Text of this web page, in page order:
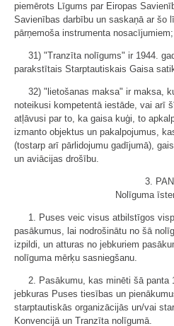
piemērots Līgums par Eiropas
Savienības darbību un saskaņā ar šo
pārņemoša instrumenta nosacījumiem;
31) "Tranzīta nolīgums" ir 1944.
parakstītais Starptautiskais Gaisa
32) "lietošanas maksa" ir maksa,
noteikusi kompetentā iestāde, vai arī
atļāvusi par to, ka gaisa kuģi, to
izmanto objektus un pakalpojumus,
(tostarp arī pārlidojumu gadījumā),
un aviācijas drošību.
3.
Nolīguma
1. Puses veic visus atbilstīgos
pasākumus, lai nodrošinātu no šā
izpildi, un atturas no jebkuriem
nolīguma mērķu sasniegšanu.
2. Pasākumu, kas minēti šā panta
jebkuras Puses tiesības un
starptautiskās organizācijās un/vai
Konvencijā un Tranzīta nolīgumā.